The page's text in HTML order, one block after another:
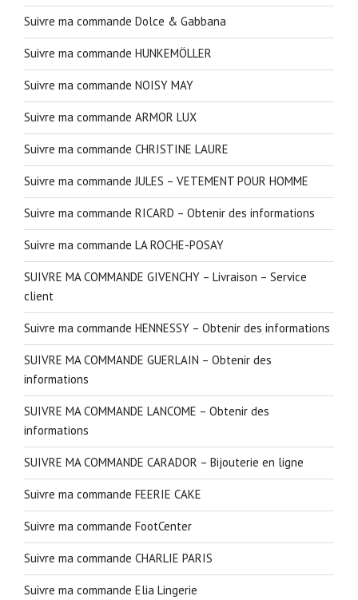
Suivre ma commande Dolce & Gabbana
Suivre ma commande HUNKEMÖLLER
Suivre ma commande NOISY MAY
Suivre ma commande ARMOR LUX
Suivre ma commande CHRISTINE LAURE
Suivre ma commande JULES – VETEMENT POUR HOMME
Suivre ma commande RICARD – Obtenir des informations
Suivre ma commande LA ROCHE-POSAY
SUIVRE MA COMMANDE GIVENCHY – Livraison – Service
client
Suivre ma commande HENNESSY – Obtenir des informations
SUIVRE MA COMMANDE GUERLAIN – Obtenir des
informations
SUIVRE MA COMMANDE LANCOME – Obtenir des
informations
SUIVRE MA COMMANDE CARADOR – Bijouterie en ligne
Suivre ma commande FEERIE CAKE
Suivre ma commande FootCenter
Suivre ma commande CHARLIE PARIS
Suivre ma commande Elia Lingerie